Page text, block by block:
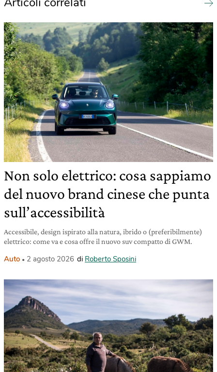
Non solo elettrico: cosa sappiamo
del nuovo brand cinese che punta
sull’accessibilità
Accessibile, design ispirato alla natura, ibrido o (preferibilmente)
elettrico: come va e cosa offre il nuovo suv compatto di GWM.
Auto 2 agosto 2026 di Roberto Sposini